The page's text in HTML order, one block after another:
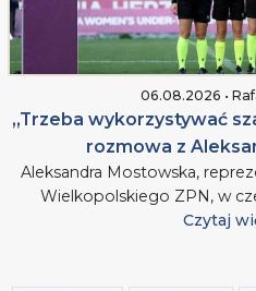
06.08.2026 •
„Trzeba wykorzystywać
rozmowa z
Aleksandra Mostowska,
Wielkopolskiego ZPN, w
Czytaj